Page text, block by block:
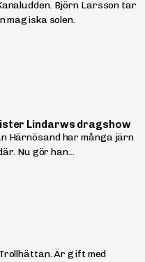
Björn Larsson tar
magiska solen.
Lindarws dragshow
Härnösand har många järn
Nu gör han...
Är gift med